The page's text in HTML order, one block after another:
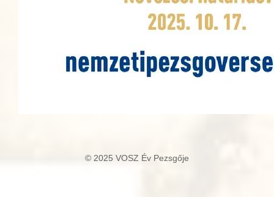
© 2025 VOSZ Év Pezsgője